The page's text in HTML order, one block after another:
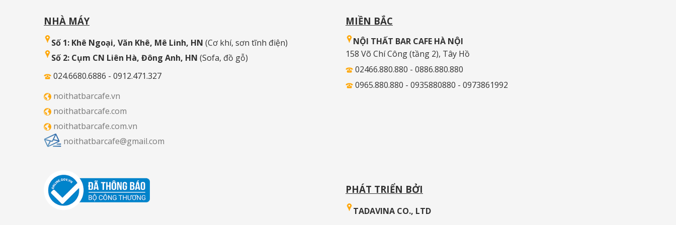
NHÀ MÁY
Số 1: Khê Ngoại, Văn Khê, Mê Linh, HN (Cơ khí, sơn tĩnh điện)
Số 2: Cụm CN Liên Hà, Đông Anh, HN (Sofa, đồ gỗ)
024.6680.6886 - 0912.471.327
noithatbarcafe.vn
noithatbarcafe.com
noithatbarcafe.com.vn
noithatbarcafe@gmail.com
MIỀN BẮC
NỘI THẤT BAR CAFE HÀ NỘI
158 Võ Chí Công (tầng 2), Tây Hồ
02466.880.880 - 0886.880.880
0965.880.880 - 0935880880 - 0973861992
PHÁT TRIỂN BỞI
TADAVINA CO., LTD